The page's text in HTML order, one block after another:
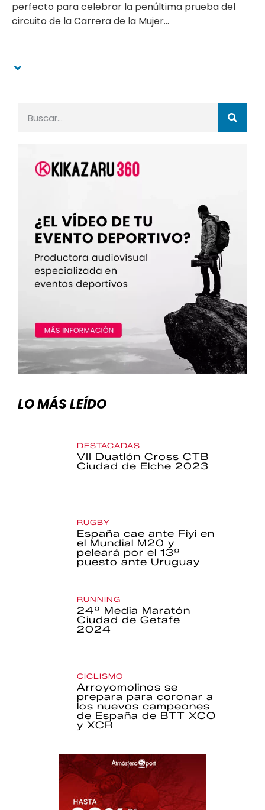
perfecto para celebrar la penúltima prueba del
circuito de la Carrera de la Mujer...
LO MÁS LEÍDO
DESTACADAS
VII Duatlón Cross CTB
Ciudad de Elche 2023
RUGBY
España cae ante Fiyi en
el Mundial M20 y
peleará por el 13º
puesto ante Uruguay
RUNNING
24º Media Maratón
Ciudad de Getafe
2024
CICLISMO
Arroyomolinos se
prepara para coronar a
los nuevos campeones
de España de BTT XCO
y XCR